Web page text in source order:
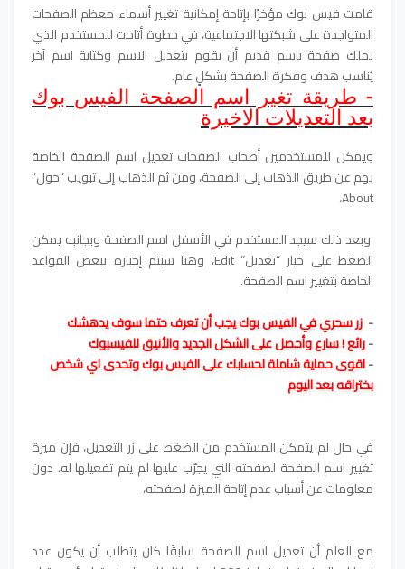
قامت فيس بوك مؤخرًا بإتاحة إمكانية تغيير أسماء معظم الصفحات
المتواجدة على شبكتها الاجتماعية، في خطوة أتاحت للمستخدم الذي
يملك صفحة باسم قديم أن يقوم بتعديل الاسم وكتابة اسم آخر
يُناسب هدف وفكرة الصفحة بشكلٍ عام.
- طريقة تغير اسم الصفحة الفيس بوك
بعد التعديلات الاخيرة
ويمكن للمستخدمين أصحاب الصفحات تعديل اسم الصفحة الخاصة
بهم عن طريق الذهاب إلى الصفحة، ومن ثم الذهاب إلى تبويب “حول”
About،
وبعد ذلك سيجد المستخدم في الأسفل اسم الصفحة وبجانبه يمكن
الضغط على خيار “تعديل” Edit، وهنا سيتم إخباره ببعض القواعد
الخاصة بتغيير اسم الصفحة.
- زر سحري في الفيس بوك يجب أن تعرف حتما سوف يدهشك
-رائع ! سارع وأحصل على الشكل الجديد والأنيق للفيسبوك
-اقوى حماية شاملة لحسابك على الفيس بوك وتحدى اي شخص
بختراقه بعد اليوم
في حال لم يتمكن المستخدم من الضغط على زر التعديل، فإن ميزة
تغيير اسم الصفحة لصفحته التي يجرّب عليها لم يتم تفعيلها له، دون
معلومات عن أسباب عدم إتاحة الميزة لصفحته،
مع العلم أن تعديل اسم الصفحة سابقًا كان يتطلب أن يكون عدد